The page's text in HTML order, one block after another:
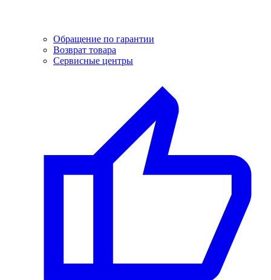
Обращение по гарантии
Возврат товара
Сервисные центры